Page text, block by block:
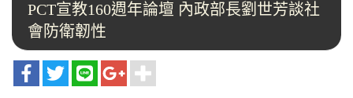
PCT宣教160週年論壇 內政部長劉世芳談社
會防衛韌性